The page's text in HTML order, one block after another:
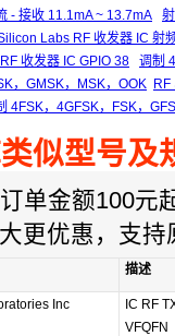
- 接收 11.1mA ~ 13.7mA
Labs RF 收发器 IC 射
收发器 IC GPIO 38
调制
，GMSK，MSK，OOK RF
4FSK，4GFSK，FSK，
似型号及
单金额100元
更优惠，支持
描述
Inc
IC RF
VFQFN